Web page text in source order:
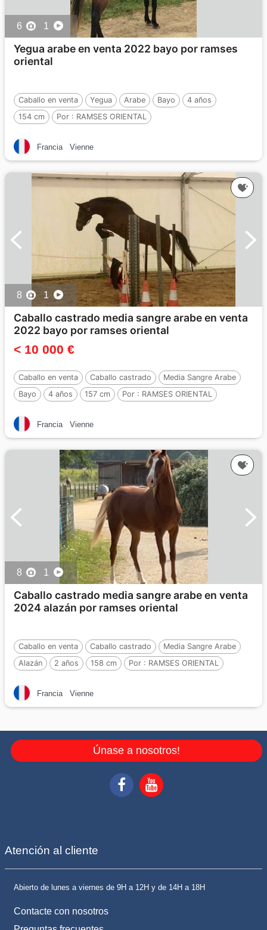
6 1
Yegua arabe en venta 2022 bayo por ramses
oriental
Caballo en venta Yegua Arabe Bayo
4 años
154 cm
Por : RAMSES ORIENTAL
Francia Vienne
8 1
Caballo castrado media sangre arabe en venta
2022 bayo por ramses oriental
< 10 000 €
Caballo en venta Caballo castrado
Media Sangre Arabe
Bayo
4 años 157 cm Por : RAMSES ORIENTAL
Francia Vienne
8 1
Caballo castrado media sangre arabe en venta
2024 alazán por ramses oriental
Caballo en venta Caballo castrado
Media Sangre Arabe
Alazán
2 años 158 cm Por : RAMSES ORIENTAL
Francia Vienne
Únase a nosotros!
Atención al cliente
Abierto de lunes a viernes de 9H a 12H y de 14H a 18H
Contacte con nosotros